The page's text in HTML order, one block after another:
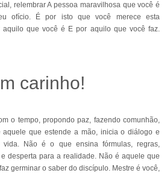
relembrar A pessoa maravilhosa que você é
ofício. É por isto que você merece esta
aquilo que você é E por aquilo que você faz.
carinho!
o tempo, propondo paz, fazendo comunhão,
aquele que estende a mão, inicia o diálogo e
Não é o que ensina fórmulas, regras,
desperta para a realidade. Não é aquele que
germinar o saber do discípulo. Mestre é você,